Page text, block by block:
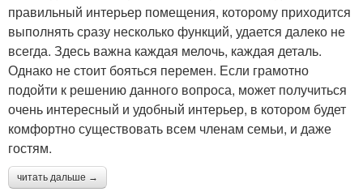
правильный интерьер помещения, которому приходится
выполнять сразу несколько функций, удается далеко не
всегда. Здесь важна каждая мелочь, каждая деталь.
Однако не стоит бояться перемен. Если грамотно
подойти к решению данного вопроса, может получиться
очень интересный и удобный интерьер, в котором будет
комфортно существовать всем членам семьи, и даже
гостям.
читать дальше →